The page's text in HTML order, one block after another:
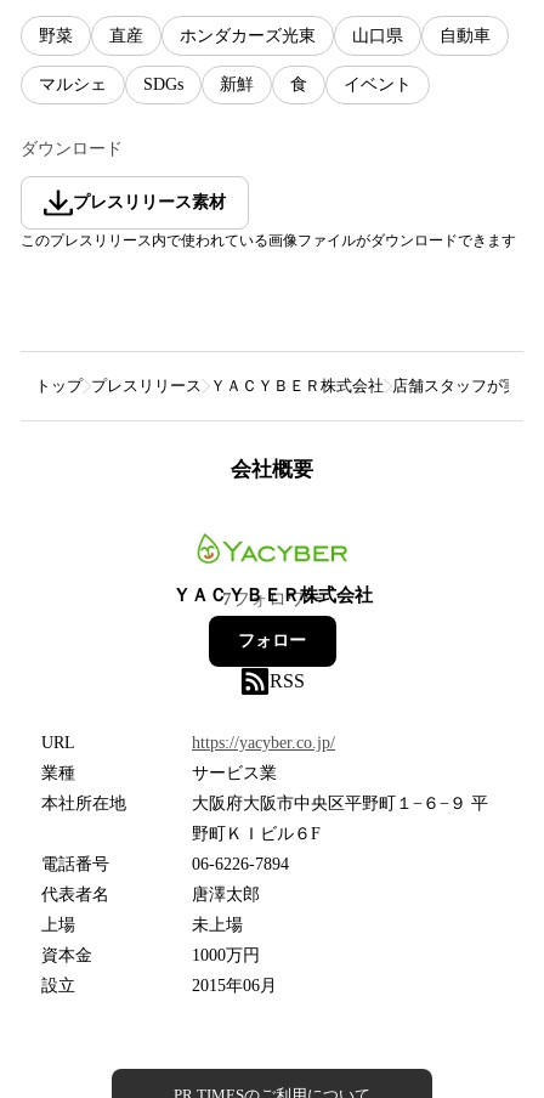
野菜 直産 ホンダカーズ光東 山口県 自動車
マルシェ SDGs 新鮮 食 イベント
ダウンロード
プレスリリース素材
このプレスリリース内で使われている画像ファイルがダウンロードできます
トップ プレスリリース ＹＡＣＹＢＥＲ株式会社 店舗スタッフが実食
会社概要
ＹＡＣＹＢＥＲ株式会社
7フォロワー
フォロー
RSS
URL
https://yacyber.co.jp/
業種
サービス業
本社所在地
大阪府大阪市中央区平野町１−６−９ 平
野町ＫＩビル６F
電話番号
06-6226-7894
代表者名
唐澤太郎
上場
未上場
資本金
1000万円
設立
2015年06月